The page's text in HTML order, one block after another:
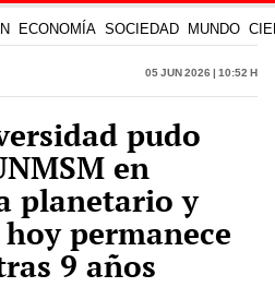
ECONOMÍA SOCIEDAD MUNDO
05 Jun 2026 | 10:52 h
pudo
en
planetario y
permanece
9 años